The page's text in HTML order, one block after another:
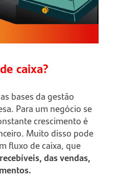
caixa?
bases da gestão
Para um negócio se
crescimento é
Muito disso pode
fluxo de caixa, que
das vendas,